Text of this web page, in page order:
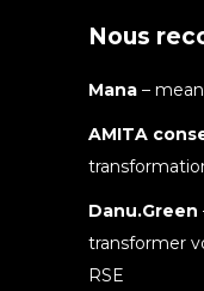
Nous
Mana –
AMITA
Danu.Green
transformer
RSE